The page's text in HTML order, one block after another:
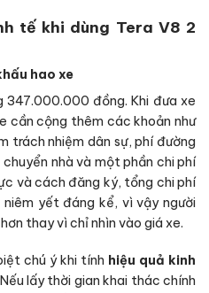
tế khi dùng Tera V8 2
hao xe
347.000.000 đồng. Khi đưa xe
cần cộng thêm các khoản như
trách nhiệm dân sự, phí đường
nhà và một phần chi phí
và cách đăng ký, tổng chi phí
yết đáng kể, vì vậy người
thay vì chỉ nhìn vào giá xe.
chú ý khi tính hiệu quả kinh
lấy thời gian khai thác chính